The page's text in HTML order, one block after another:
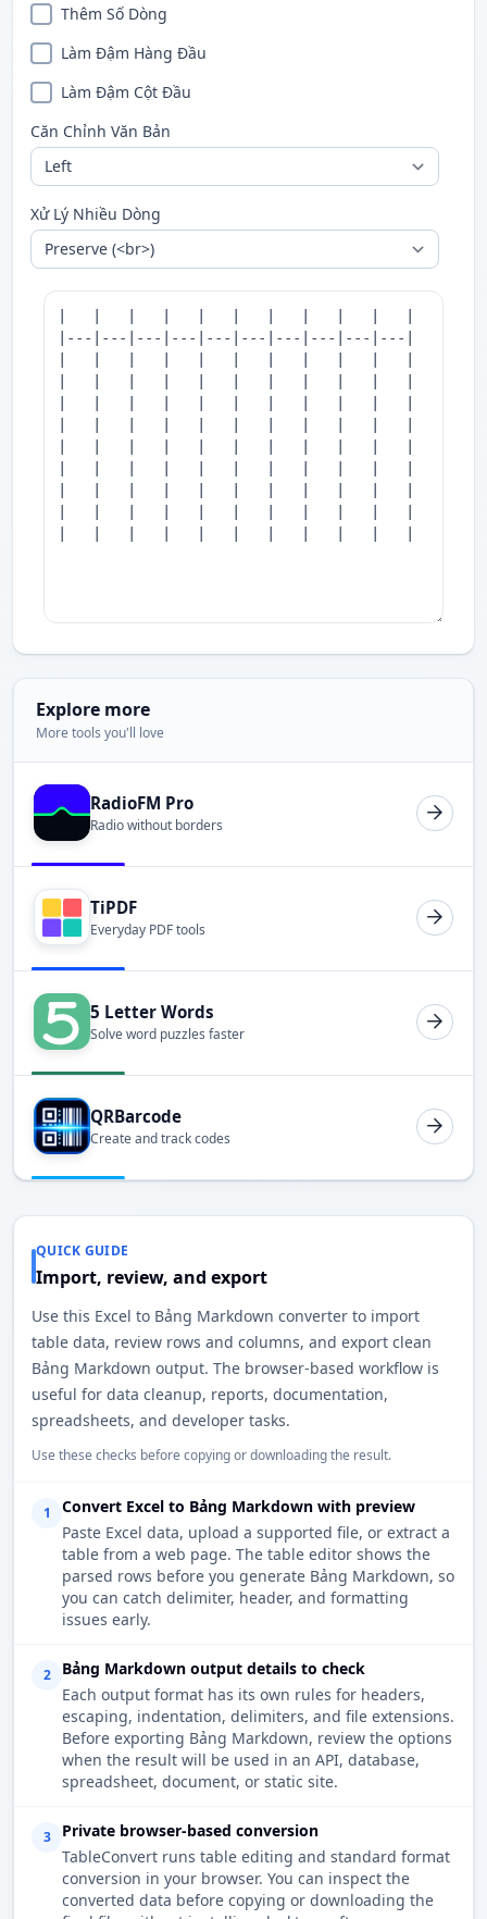
Thêm Số Dòng
Làm Đậm Hàng Đầu
Làm Đậm Cột Đầu
Căn Chỉnh Văn Bản
Xử Lý Nhiều Dòng
Explore more
More tools you'll love
RadioFM Pro
Radio without borders
TiPDF
Everyday PDF tools
5 Letter Words
Solve word puzzles faster
QRBarcode
Create and track codes
QUICK GUIDE
Import, review, and export
Use this Excel to Bảng Markdown converter to import
table data, review rows and columns, and export clean
Bảng Markdown output. The browser-based workflow is
useful for data cleanup, reports, documentation,
spreadsheets, and developer tasks.
Use these checks before copying or downloading the result.
1
Convert Excel to Bảng Markdown with preview
Paste Excel data, upload a supported file, or extract a
table from a web page. The table editor shows the
parsed rows before you generate Bảng Markdown, so
you can catch delimiter, header, and formatting
issues early.
2
Bảng Markdown output details to check
Each output format has its own rules for headers,
escaping, indentation, delimiters, and file extensions.
Before exporting Bảng Markdown, review the options
when the result will be used in an API, database,
spreadsheet, document, or static site.
3
Private browser-based conversion
TableConvert runs table editing and standard format
conversion in your browser. You can inspect the
converted data before copying or downloading the